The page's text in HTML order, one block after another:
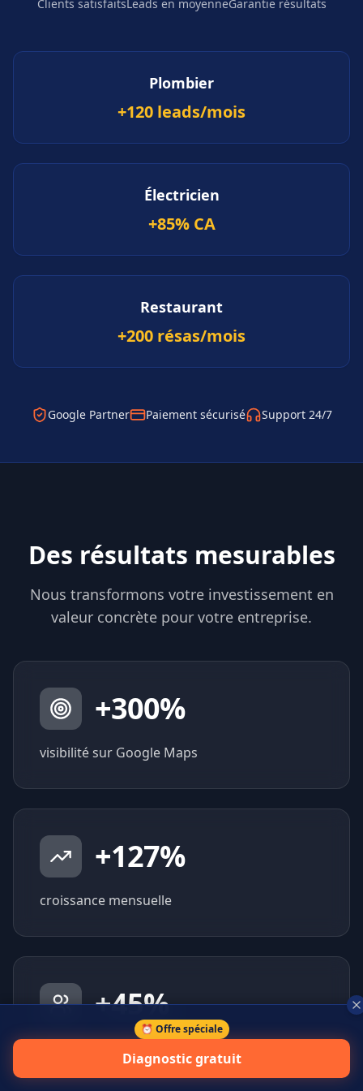
Clients satisfaitsLeads en moyenneGarantie résultats
Plombier
+120 leads/mois
Électricien
+85% CA
Restaurant
+200 résas/mois
Google Partner Paiement sécurisé Support 24/7
Des résultats mesurables
Nous transformons votre investissement en
valeur concrète pour votre entreprise.
+300%
visibilité sur Google Maps
+127%
croissance mensuelle
+45%
⏰ Offre spéciale
Diagnostic gratuit